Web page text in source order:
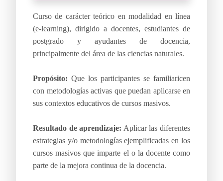
Curso de carácter teórico en modalidad en línea
(e-learning), dirigido a docentes, estudiantes de
postgrado y ayudantes de docencia,
principalmente del área de las ciencias naturales.
Propósito: Que los participantes se familiaricen
con metodologías activas que puedan aplicarse en
sus contextos educativos de cursos masivos.
Resultado de aprendizaje: Aplicar las diferentes
estrategias y/o metodologías ejemplificadas en los
cursos masivos que imparte el o la docente como
parte de la mejora continua de la docencia.